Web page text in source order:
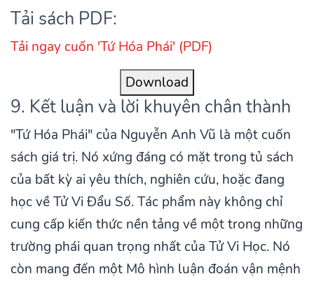
Tải sách PDF:
Tải ngay cuốn 'Tứ Hóa Phái' (PDF)
Download
9. Kết luận và lời khuyên chân thành
"Tứ Hóa Phái" của Nguyễn Anh Vũ là một cuốn
sách giá trị. Nó xứng đáng có mặt trong tủ sách
của bất kỳ ai yêu thích, nghiên cứu, hoặc đang
học về Tử Vi Đẩu Số. Tác phẩm này không chỉ
cung cấp kiến thức nền tảng về một trong những
trường phái quan trọng nhất của Tử Vi Học. Nó
còn mang đến một Mô hình luận đoán vận mệnh